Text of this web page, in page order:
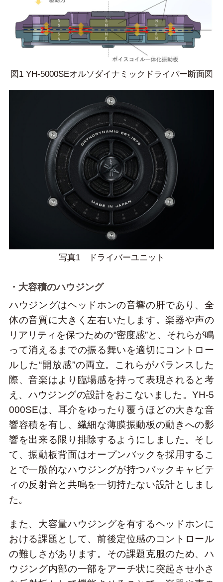
図1 YH-5000SEオルソダイナミックドライバー断面図
写真1 ドライバーユニット
・大容積のハウジング
ハウジングはヘッドホンの音響の肝であり、全
体の音質に大きく左右いたします。楽器や声の
リアリティを保つための“密度感”と、それらが鳴
って消えるまでの振る舞いを適切にコントロー
ルした“開放感”の両立。これらがバランスした
際、音楽はより臨場感を持って表現されると考
え、ハウジングの設計をおこないました。YH-5
000SEは、耳介をゆったり覆うほどの大きな音
響容積を有し、繊細な薄膜振動板の動きへの影
響を出来る限り排除するようにしました。そし
て、振動板背面はオープンバックを採用するこ
とで一般的なハウジングが持つバックキャビテ
ィの反射音と共鳴を一切持たない設計としまし
た。
また、大容量ハウジングを有するヘッドホンに
おける課題として、前後定位感のコントロール
の難しさがあります。その課題克服のため、ハ
ウジング内部の一部をアーチ状に突起させ小さ